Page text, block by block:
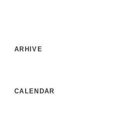
ARHIVE
CALENDAR